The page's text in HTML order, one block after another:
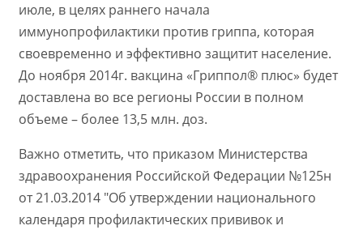
июле, в целях раннего начала
иммунопрофилактики против гриппа, которая
своевременно и эффективно защитит население.
До ноября 2014г. вакцина «Гриппол® плюс» будет
доставлена во все регионы России в полном
объеме – более 13,5 млн. доз.
Важно отметить, что приказом Министерства
здравоохранения Российской Федерации №125н
от 21.03.2014 "Об утверждении национального
календаря профилактических прививок и